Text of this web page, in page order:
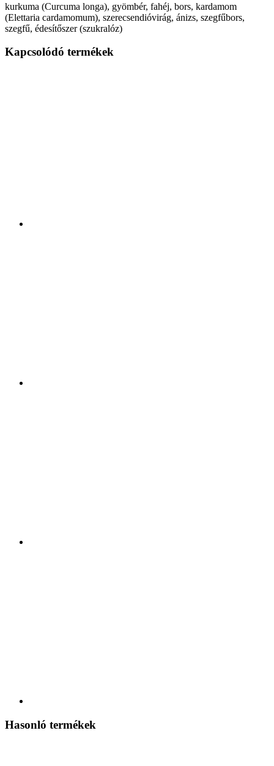
kurkuma (Curcuma longa), gyömbér, fahéj, bors, kardamom
(Elettaria cardamomum), szerecsendióvirág, ánizs, szegfűbors,
szegfű, édesítőszer (szukralóz)
Kapcsolódó termékek
Hasonló termékek